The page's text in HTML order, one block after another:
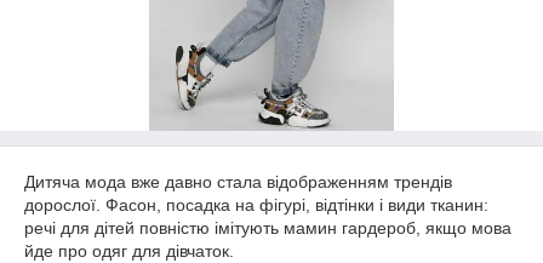
Дитяча мода вже давно стала відображенням трендів
дорослої. Фасон, посадка на фігурі, відтінки і види тканин:
речі для дітей повністю імітують мамин гардероб, якщо мова
йде про одяг для дівчаток.